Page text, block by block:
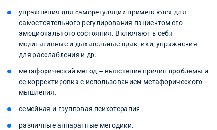
упражнения для саморегуляции применяются для
самостоятельного регулирования пациентом его
эмоционального состояния. Включают в себя
медитативные и дыхательные практики, упражнения
для расслабления и др.
метафорический метод – выяснение причин проблемы и
ее корректировка с использованием метафорического
мышления.
семейная и групповая психотерапия.
различные аппаратные методики.